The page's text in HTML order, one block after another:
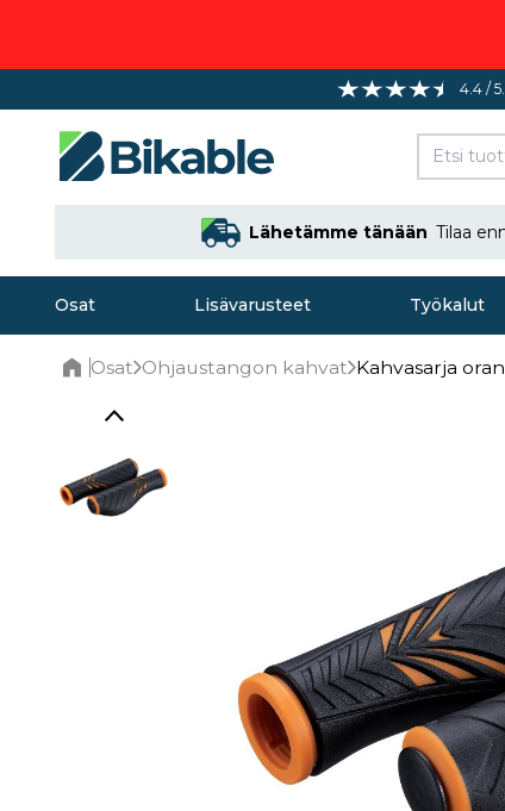
4.4 /
Lähetämme tänään Tilaa
Osat Lisävarusteet Työkalut
Osat Ohjaustangon kahvat Kahvasarja